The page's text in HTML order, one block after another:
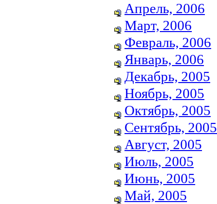
Апрель, 2006
Март, 2006
Февраль, 2006
Январь, 2006
Декабрь, 2005
Ноябрь, 2005
Октябрь, 2005
Сентябрь, 2005
Август, 2005
Июль, 2005
Июнь, 2005
Май, 2005